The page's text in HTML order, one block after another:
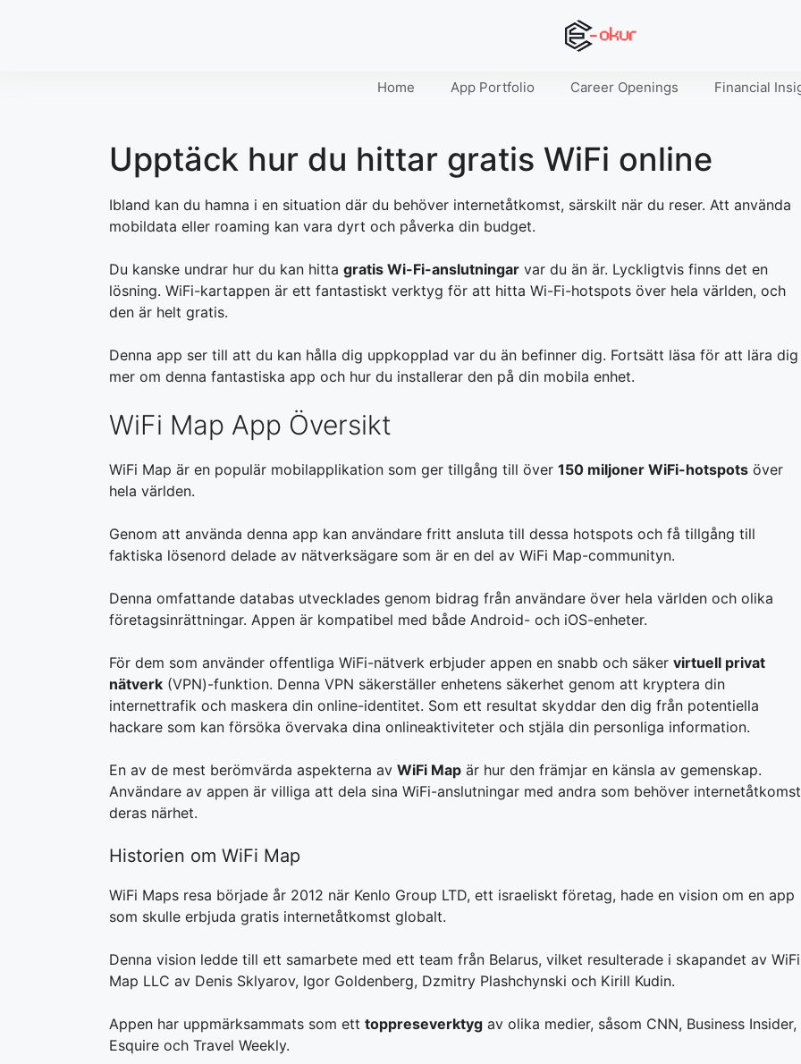
Home App Portfolio Career Openings Financial
Upptäck hur du hittar gratis WiFi online
Ibland kan du hamna i en situation där du behöver internetåtkomst, särskilt när du reser. Att använda
mobildata eller roaming kan vara dyrt och påverka din budget.
Du kanske undrar hur du kan hitta gratis Wi-Fi-anslutningar var du än är. Lyckligtvis finns det en
lösning. WiFi-kartappen är ett fantastiskt verktyg för att hitta Wi-Fi-hotspots över hela världen, och
den är helt gratis.
Denna app ser till att du kan hålla dig uppkopplad var du än befinner dig. Fortsätt läsa för att lära dig
mer om denna fantastiska app och hur du installerar den på din mobila enhet.
WiFi Map App Översikt
WiFi Map är en populär mobilapplikation som ger tillgång till över 150 miljoner WiFi-hotspots över
hela världen.
Genom att använda denna app kan användare fritt ansluta till dessa hotspots och få tillgång till
faktiska lösenord delade av nätverksägare som är en del av WiFi Map-communityn.
Denna omfattande databas utvecklades genom bidrag från användare över hela världen och olika
företagsinrättningar. Appen är kompatibel med både Android- och iOS-enheter.
För dem som använder offentliga WiFi-nätverk erbjuder appen en snabb och säker virtuell privat
nätverk (VPN)-funktion. Denna VPN säkerställer enhetens säkerhet genom att kryptera din
internettrafik och maskera din online-identitet. Som ett resultat skyddar den dig från potentiella
hackare som kan försöka övervaka dina onlineaktiviteter och stjäla din personliga information.
En av de mest berömvärda aspekterna av WiFi Map är hur den främjar en känsla av gemenskap.
Användare av appen är villiga att dela sina WiFi-anslutningar med andra som behöver
deras närhet.
Historien om WiFi Map
WiFi Maps resa började år 2012 när Kenlo Group LTD, ett israeliskt företag, hade en vision om en app
som skulle erbjuda gratis internetåtkomst globalt.
Denna vision ledde till ett samarbete med ett team från Belarus, vilket resulterade i skapandet av WiFi
Map LLC av Denis Sklyarov, Igor Goldenberg, Dzmitry Plashchynski och Kirill Kudin.
Appen har uppmärksammats som ett toppreseverktyg av olika medier, såsom CNN, Business Insider,
Esquire och Travel Weekly.